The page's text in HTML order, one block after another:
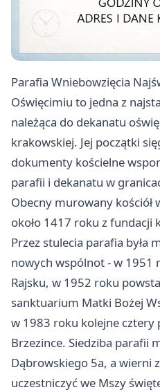
Parafia Wniebowzięcia
Oświęcimiu to jedna z
należąca do dekanatu
krakowskiej. Jej początki
dokumenty kościelne
parafii i dekanatu w
Obecny murowany kościół
około 1417 roku z fundacji
Przez stulecia parafia była
nowych wspólnot - w 1951
Rajsku, w 1952 roku
sanktuarium Matki Bożej
w 1983 roku kolejne cztery
Brzezince. Siedziba parafii
Dąbrowskiego 5a, a wierni
uczestniczyć we Mszy